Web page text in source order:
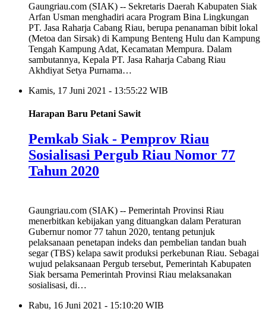
Gaungriau.com (SIAK) -- Sekretaris Daerah Kabupaten Siak
Arfan Usman menghadiri acara Program Bina Lingkungan
PT. Jasa Raharja Cabang Riau, berupa penanaman bibit lokal
(Metoa dan Sirsak) di Kampung Benteng Hulu dan Kampung
Tengah Kampung Adat, Kecamatan Mempura. Dalam
sambutannya, Kepala PT. Jasa Raharja Cabang Riau
Akhdiyat Setya Purnama…
Kamis, 17 Juni 2021 - 13:55:22 WIB
Harapan Baru Petani Sawit
Pemkab Siak - Pemprov Riau
Sosialisasi Pergub Riau Nomor 77
Tahun 2020
Gaungriau.com (SIAK) -- Pemerintah Provinsi Riau
menerbitkan kebijakan yang dituangkan dalam Peraturan
Gubernur nomor 77 tahun 2020, tentang petunjuk
pelaksanaan penetapan indeks dan pembelian tandan buah
segar (TBS) kelapa sawit produksi perkebunan Riau. Sebagai
wujud pelaksanaan Pergub tersebut, Pemerintah Kabupaten
Siak bersama Pemerintah Provinsi Riau melaksanakan
sosialisasi, di…
Rabu, 16 Juni 2021 - 15:10:20 WIB